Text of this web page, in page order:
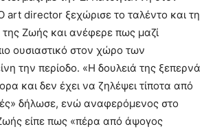
art director ξεχώρισε το ταλέντο και τη
της Ζωής και ανέφερε πως μαζί
ουσιαστικό στον χώρο των
την περίοδο. «Η δουλειά της ξεπερνά
και δεν έχει να ζηλέψει τίποτα από
δήλωσε, ενώ αναφερόμενος στο
είπε πως «πέρα από άψογος